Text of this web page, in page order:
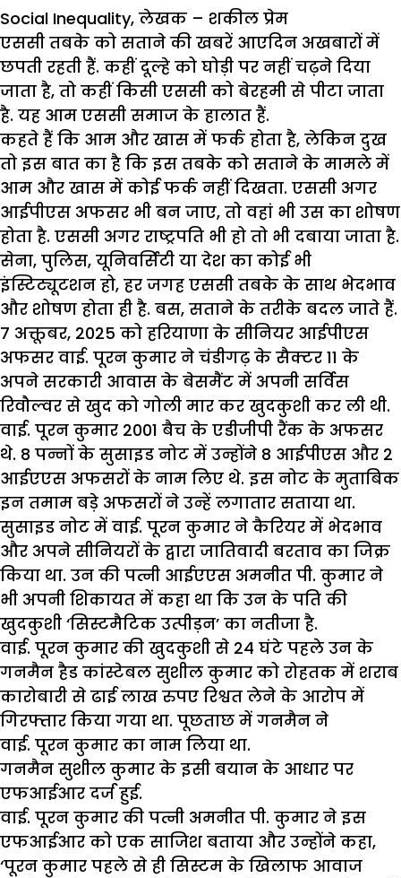
Social Inequality, लेखक – शकील प्रेम
एससी तबके को सताने की खबरें आएदिन अखबारों में
छपती रहती हैं. कहीं दूल्हे को घोड़ी पर नहीं चढ़ने दिया
जाता है, तो कहीं किसी एससी को बेरहमी से पीटा जाता
है. यह आम एससी समाज के हालात हैं.
कहते हैं कि आम और खास में फर्क होता है, लेकिन दुख
तो इस बात का है कि इस तबके को सताने के मामले में
आम और खास में कोई फर्क नहीं दिखता. एससी अगर
आईपीएस अफसर भी बन जाए, तो वहां भी उस का शोषण
होता है. एससी अगर राष्ट्रपति भी हो तो भी दबाया जाता है.
सेना, पुलिस, यूनिवर्सिटी या देश का कोई भी
इंस्टिट्यूटशन हो, हर जगह एससी तबके के साथ भेदभाव
और शोषण होता ही है. बस, सताने के तरीके बदल जाते हैं.
7 अक्तूबर, 2025 को हरियाणा के सीनियर आईपीएस
अफसर वाई. पूरन कुमार ने चंडीगढ़ के सैक्टर 11 के
अपने सरकारी आवास के बेसमैंट में अपनी सर्विस
रिवौल्वर से खुद को गोली मार कर खुदकुशी कर ली थी.
वाई. पूरन कुमार 2001 बैच के एडीजीपी रैंक के अफसर
थे. 8 पन्नों के सुसाइड नोट में उन्होंने 8 आईपीएस और 2
आईएएस अफसरों के नाम लिए थे. इस नोट के मुताबिक
इन तमाम बड़े अफसरों ने उन्हें लगातार सताया था.
सुसाइड नोट में वाई. पूरन कुमार ने कैरियर में भेदभाव
और अपने सीनियरों के द्वारा जातिवादी बरताव का जिक्र
किया था. उन की पत्नी आईएएस अमनीत पी. कुमार ने
भी अपनी शिकायत में कहा था कि उन के पति की
खुदकुशी ‘सिस्टमैटिक उत्पीड़न’ का नतीजा है.
वाई. पूरन कुमार की खुदकुशी से 24 घंटे पहले उन के
गनमैन हैड कांस्टेबल सुशील कुमार को रोहतक में शराब
कारोबारी से ढाई लाख रुपए रिश्वत लेने के आरोप में
गिरफ्तार किया गया था. पूछताछ में गनमैन ने
वाई. पूरन कुमार का नाम लिया था.
गनमैन सुशील कुमार के इसी बयान के आधार पर
एफआईआर दर्ज हुई.
वाई. पूरन कुमार की पत्नी अमनीत पी. कुमार ने इस
एफआईआर को एक साजिश बताया और उन्होंने कहा,
‘पूरन कुमार पहले से ही सिस्टम के खिलाफ आवाज